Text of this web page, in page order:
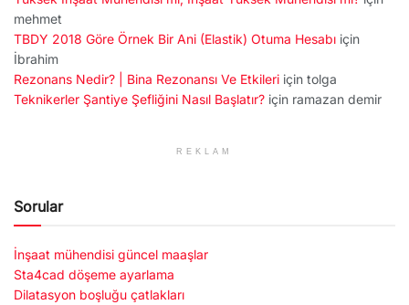
mehmet
TBDY 2018 Göre Örnek Bir Ani (Elastik) Otuma Hesabı için
İbrahim
Rezonans Nedir? | Bina Rezonansı Ve Etkileri için tolga
Teknikerler Şantiye Şefliğini Nasıl Başlatır? için ramazan demir
REKLAM
Sorular
İnşaat mühendisi güncel maaşlar
Sta4cad döşeme ayarlama
Dilatasyon boşluğu çatlakları